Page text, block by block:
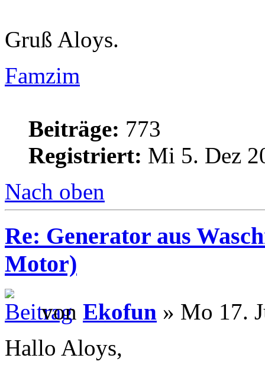
Gruß Aloys.
Famzim
Beiträge: 773
Registriert: Mi 5. Dez
Nach oben
Re: Generator aus
Motor)
von Ekofun » Mo 17.
Hallo Aloys,